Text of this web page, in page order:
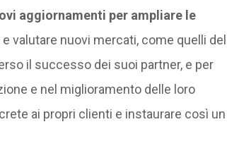
aggiornamenti per ampliare le
valutare nuovi mercati, come quelli del
il successo dei suoi partner, e per
e nel miglioramento delle loro
ai propri clienti e instaurare così un